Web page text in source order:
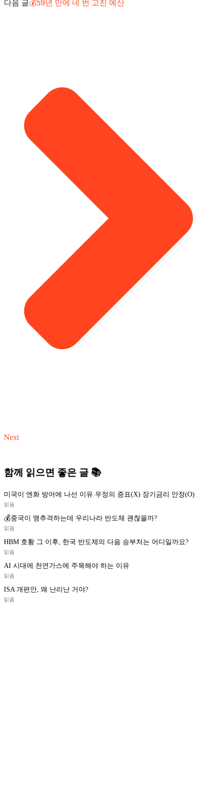
다음 글💰59년 만에 네 번 고친 예산
Next
함께 읽으면 좋은 글 📚
미국이 엔화 방어에 나선 이유 우정의 증표(X) 장기금리 안정(O)
읽음
💰중국이 맹추격하는데 우리나라 반도체 괜찮을까?
읽음
HBM 호황 그 이후, 한국 반도체의 다음 승부처는 어디일까요?
읽음
AI 시대에 천연가스에 주목해야 하는 이유
읽음
ISA 개편안, 왜 난리난 거야?
읽음